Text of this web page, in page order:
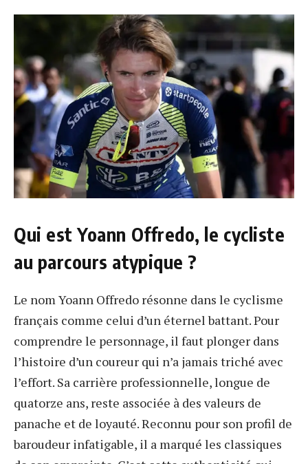
Qui est Yoann Offredo, le cycliste
au parcours atypique ?
Le nom Yoann Offredo résonne dans le cyclisme
français comme celui d’un éternel battant. Pour
comprendre le personnage, il faut plonger dans
l’histoire d’un coureur qui n’a jamais triché avec
l’effort. Sa carrière professionnelle, longue de
quatorze ans, reste associée à des valeurs de
panache et de loyauté. Reconnu pour son profil de
baroudeur infatigable, il a marqué les classiques